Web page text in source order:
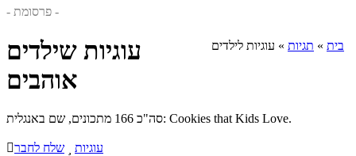
- פרסומת -
בית » תגיות » עוגיות לילדים
עוגיות שילדים
אוהבים
סה"כ 166 מתכונים, שם באנגלית: Cookies that Kids Love.
שלח לחבר עוגיות